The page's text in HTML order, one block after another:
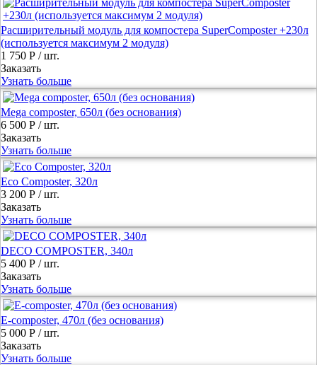
Расширительный модуль для компостера SuperComposter +230л
(используется максимум 2 модуля)
1 750 Р / шт.
Заказать
Узнать больше
Mega composter, 650л (без основания)
6 500 Р / шт.
Заказать
Узнать больше
Eco Composter, 320л
3 200 Р / шт.
Заказать
Узнать больше
DECO COMPOSTER, 340л
5 400 Р / шт.
Заказать
Узнать больше
E-composter, 470л (без основания)
5 000 Р / шт.
Заказать
Узнать больше